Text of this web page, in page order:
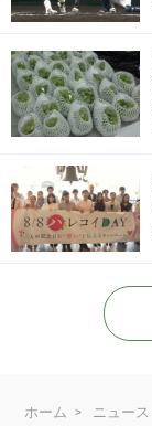
ホーム ニュース